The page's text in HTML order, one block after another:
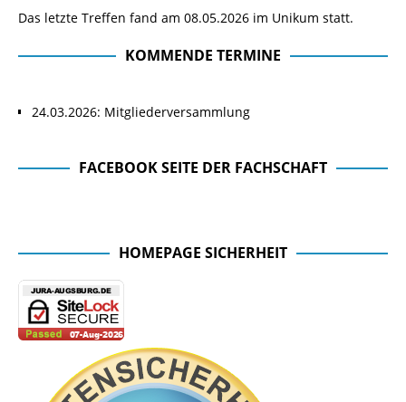
Das letzte Treffen fand am 08.05.2026 im Unikum statt.
KOMMENDE TERMINE
24.03.2026: Mitgliederversammlung
FACEBOOK SEITE DER FACHSCHAFT
HOMEPAGE SICHERHEIT